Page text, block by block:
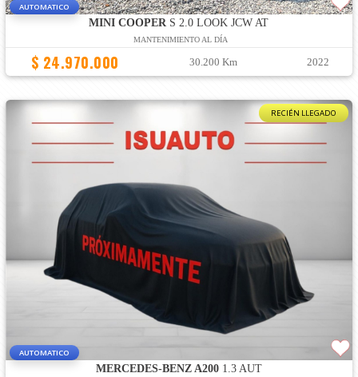
AUTOMATICO
MINI COOPER S 2.0 LOOK JCW AT
MANTENIMIENTO AL DÍA
$ 24.970.000 30.200 Km 2022
RECIÉN LLEGADO
AUTOMATICO
MERCEDES-BENZ A2001.3 AUT